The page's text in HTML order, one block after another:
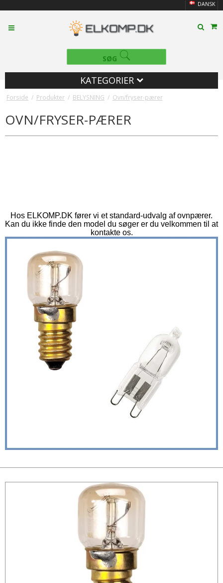
DANSK
SØG
KATEGORIER
Forside / Produkter / BELYSNING / Ovn/fryser-pærer
OVN/FRYSER-PÆRER
Hos ELKOMP.DK fører vi et standard-udvalg af ovnpærer.
Kan du ikke finde den model du søger er du velkommen til at
kontakte os.